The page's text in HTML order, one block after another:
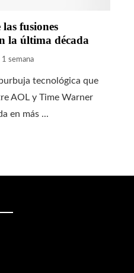
fusiones
la última década
1 semana
tecnológica que
AOL y Time Warner
en más ...